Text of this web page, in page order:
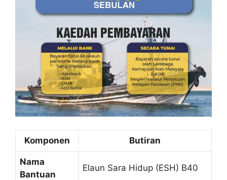
Komponen Butiran
Nama
Bantuan
Elaun Sara Hidup (ESH) B40